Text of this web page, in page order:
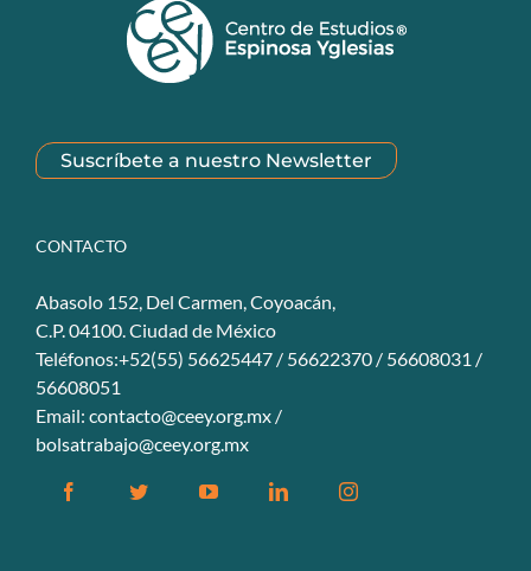
Suscríbete a nuestro Newsletter
CONTACTO
Abasolo 152, Del Carmen, Coyoacán,
C.P. 04100. Ciudad de México
Teléfonos:+52(55) 56625447 / 56622370 / 56608031 /
56608051
Email: contacto@ceey.org.mx /
bolsatrabajo@ceey.org.mx
FacebookTwitter YouTubeLinkedinInstagram